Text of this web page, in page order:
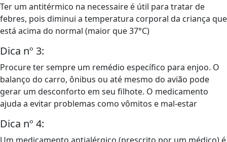
Ter um antitérmico na necessaire é útil para tratar de
febres, pois diminui a temperatura corporal da criança que
está acima do normal (maior que 37°C)
Dica nº 3:
Procure ter sempre um remédio específico para enjoo. O
balanço do carro, ônibus ou até mesmo do avião pode
gerar um desconforto em seu filhote. O medicamento
ajuda a evitar problemas como vômitos e mal-estar
Dica nº 4: